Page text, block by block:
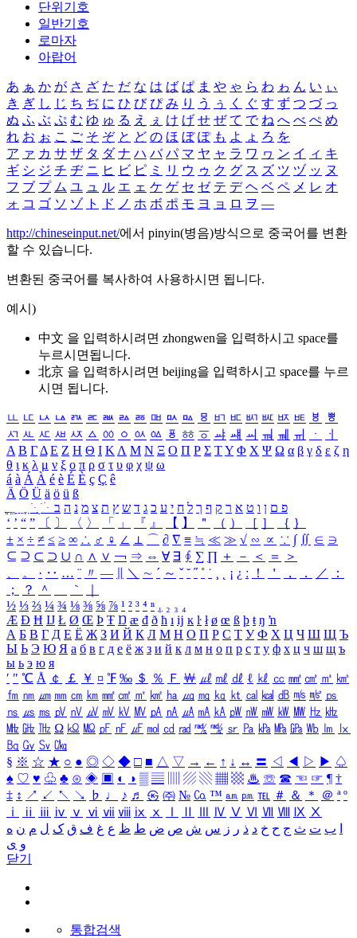
단위기호
일반기호
로마자
아랍어
あ ぁ か が さ ざ た だ な は ば ぱ ま や ゃ ら わ ゎ ん い ぃ
き ぎ し じ ち ぢ に ひ び ぴ み り う ぅ く ぐ す ず つ づ っ
ぬ ふ ぶ ぷ む ゆ ゅ る え ぇ け げ せ ぜ て で ね へ べ ぺ め
れ お ぉ こ ご そ ぞ と ど の ほ ぼ ぽ も よ ょ ろ を
ア ァ カ サ ザ タ ダ ナ ハ バ パ マ ヤ ャ ラ ワ ヮ ン イ ィ キ
ギ シ ジ チ ヂ ニ ヒ ビ ピ ミ リ ウ ゥ ク グ ス ズ ツ ヅ ッ ヌ
フ ブ プ ム ユ ュ ル エ ェ ケ ゲ セ ゼ テ デ ヘ ベ ペ メ レ オ
ォ コ ゴ ソ ゾ ト ド ノ ホ ボ ポ モ ヨ ョ ロ ヲ ―
http://chineseinput.net/에서 pinyin(병음)방식으로 중국어를 변환
할 수 있습니다.
변환된 중국어를 복사하여 사용하시면 됩니다.
예시)
中文 을 입력하시려면 zhongwen을 입력하시고 space를
누르시면됩니다.
北京 을 입력하시려면 beijing을 입력하시고 space를 누르
시면 됩니다.
ㅥ ㅦ ㅧ ㅨ ㅩ ㅪ ㅫ ㅬ ㅭ ㅮ ㅯ ㅰ ㅱ ㅲ ㅳ ㅴ ㅵ ㅶ ㅷ ㅸ
ㅹ
ㅺ ㅻ ㅼ ㅽ ㅾ ㅿ ㆀ ㆁ ㆂ ㆃ ㆄ ㆅ ㆆ ㆇ ㆈ ㆉ ㆊ ㆋ ㆌ ㆍ
ㆎ
Α Β ΓΔ Ε Ζ Η Θ Ι ΚΛ Μ Ν Ξ Ο Π Ρ Σ ΤΥ Φ Χ Ψ Ω α β γ δ ε ζ η
θ ι κ λ μ ν ξ ο π ρ σ τ υ φ χ ψ ω
á à Á À é è É È ç Ç ê
Ä Ö Ü ä ö ü ß
ִֶֹ ֻּ ׁׂ פ ם ן ו ט א ר ק ף ך ל ח י ע כ ג ד ש ץ ת צ מ נ ה ב
‘ ’ “ ” 〔 〕 〈 〉 「 」 『 』 【 】 ＂ （ ） ［ ］ ｛ ｝
± × ÷ ≠ ≤ ≥ ∞ ∴ ♂ ♀ ∠ ⊥ ⌒ ∂ ∇ ≡ ≒ ≪ ≫ √ ∽ ∝ ∵ ∫ ∬ ∈ ∋
⊆ ⊇ ⊂ ⊃ ∪ ∩ ∧ ∨ ￢ ⇒ ⇔ ∀ ∃ ∮ ∑ ∏ ＋ － ＜ ＝
＞
、
。 · ‥ … ¨ 〃 ― ＼ ∼ ´ ～ ˇ ˘ ˝ ˚ ˙ ¸ ¡ ¿ ː ！ ＇ ， ． ／
：
；
？ ＾ ｀
½ ⅓ ⅔ ¼ ¾ ⅛ ⅜ ⅝ ⅞ ¹ ² ³ ⁴ ⁿ ₁ ₂ ₃ ₄
Æ Ð Ħ Ĳ Ł Ø Œ Þ Ŧ Ŋ æ đ ð ħ ı ĳ ĸ ŀ ł ø œ ß þ ŧ ŋ ŉ
А Б В Г Д Е Ё Ж З И Й К Л М Н О П Р С Т У Ф Х Ц Ч Ш Щ Ъ
Ы Ь Э Ю Я а б в г д е ё ж з и й к л м н о п р с т у ф х ц ч ш щ ъ
ы ь э ю я
′ ″ ℃ Å ￠ ￡ ￥ ¤ ℉ ‰ ＄ ％ Ｆ ￦ ㎕ ㎖ ㎗ ℓ ㎘ ㏄ ㎣ ㎤ ㎥ ㎦
㎙ ㎚ ㎛ ㎜ ㎝ ㎞ ㎟ ㎠ ㎡ ㎢ ㏊ ㎍ ㎎ ㎏ ㏏ ㎈ ㎉ ㏈ ㎧ ㎨ ㎰
㎱ ㎲ ㎳ ㎴ ㎵ ㎶ ㎷ ㎸ ㎹ ㎀ ㎁ ㎂ ㎃ ㎄ ㎺ ㎻ ㎽ ㎾ ㎿ ㎐ ㎑
㎒ ㎓ ㎔ Ω ㏀ ㏁ ㎊ ㎋ ㎌ ㏖ ㏅ ㎭ ㎮ ㎯ ㏛ ㎩ ㎪ ㎫ ㎬ ㏝ ㏐
㏓
㏃ ㏉ ㏜ ㏆
§ ※ ☆ ★ ○ ● ◎ ◇ ◆ □ ■ △ ▽ → ← ↑ ↓ ↔ 〓 ◁ ◀ ▷ ▶ ♤
♠ ♡ ♥ ♧ ♣ ⊙ ◈ ▣ ◐ ◑ ▒ ▤ ▨ ▧ ▦ ▩ ♨ ☏ ☎ ☜ ☞ ¶ †
‡ ↕ ↗ ↙ ↖ ↘ ♭ ♩ ♪ ♬ ㉿ ㈜ № ㏇ ™ ㏂ ㏘ ℡ ＃ ＆ ＊ ＠ ª º
ⅰ
ⅱ ⅲ ⅳ ⅴ ⅵ ⅶ ⅷ ⅸ ⅹ Ⅳ Ⅴ Ⅵ Ⅶ Ⅷ Ⅸ Ⅹ
ب ت ث ج ح خ د ذ ر ز س ش ص ض ط ظ ع غ ف ق ک ل م ن ه
و ی
닫기
통합검색